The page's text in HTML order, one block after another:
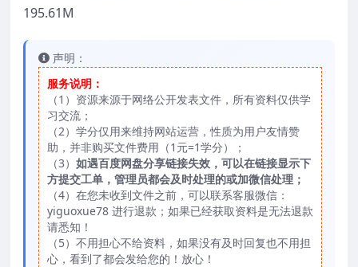
195.61M
声明：
服务说明：
（1）资源来源于网络公开发表文件，所有资料仅供学
习交流；
（2）学分仅用来维持网站运营，性质为用户友情赞
助，并非购买文件费用（1元=1学分）；
（3） 如遇百度网盘分享链接失效，可以在链接显示下
方提交工单，管理员都会及时处理的或加微信处理；
（4）在您未收到文件之前，可以联系客服微信：
yiguoxue78 进行退款；如果已经获取资料是无法退款
请悉知！
（5）不用担心不给资料，如果没有及时回复也不用担
心，看到了都会发给您的！放心！